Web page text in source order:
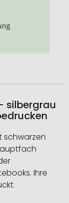
silbergrau
schwarzen
Ihre